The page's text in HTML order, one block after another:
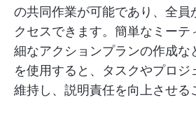
の共同作業が可能であり、全員
クセスできます。簡単なミーテ
細なアクションプランの作成
を使用すると、タスクやプロジ
維持し、説明責任を向上させる